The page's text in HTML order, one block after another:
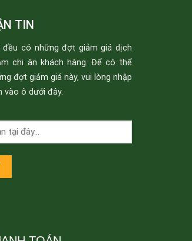
TIN
đều có những đợt giảm giá dịch
chi ân khách hàng. Để có thể
đợt giảm giá này, vui lòng nhập
vào ô dưới đây.